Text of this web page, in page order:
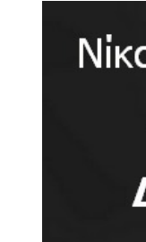
Larger
Image